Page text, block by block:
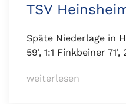
TSV
Späte Niederlage in
59', 1:1 Finkbeiner 71',
weiterlesen